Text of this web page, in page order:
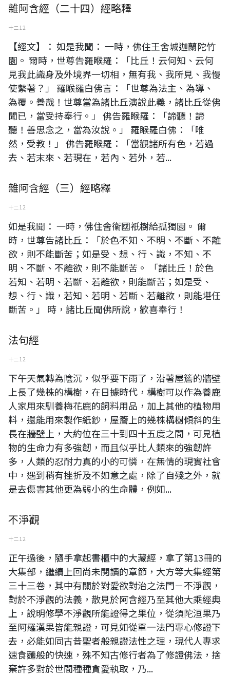
雜阿含經（二十四）經略釋
十二 12
【經文】： 如是我聞： 一時，佛住王舍城迦蘭陀竹
園。 爾時，世尊告羅睺羅：「比丘！云何知、云何
見我此識身及外境界一切相，無有我、我所見、我慢
使繫著？」 羅睺羅白佛言：「世尊為法主、為導、
為覆。善哉！世尊當為諸比丘演說此義，諸比丘從佛
聞已，當受持奉行。」 佛告羅睺羅：「諦聽！諦
聽！善思念之，當為汝說。」 羅睺羅白佛：「唯
然，受教！」 佛告羅睺羅：「當觀諸所有色，若過
去、若末來、若現在，若內、若外，若...
雜阿含經（三）經略釋
十二 12
如是我聞： 一時，佛住舍衞國祇樹給孤獨園。 爾
時，世尊告諸比丘：「於色不知、不明、不斷、不離
欲，則不能斷苦；如是受、想、行、識，不知、不
明、不斷、不離欲，則不能斷苦。 「諸比丘！於色
若知、若明、若斷、若離欲，則能斷苦；如是受、
想、行、識，若知、若明、若斷、若離欲，則能堪任
斷苦。」 時，諸比丘聞佛所說，歡喜奉行！
法句經
十二 12
下午天氣轉為陰沉，似乎要下雨了，沿著屋簷的牆壁
上長了幾株的構樹，在日據時代，構樹可以作為養鹿
人家用來馴養梅花鹿的飼料用品，加上其他的植物用
料，還能用來製作紙鈔，屋簷上的幾株構樹傾斜的生
長在牆壁上，大約位在三十到四十五度之間，可見植
物的生命力有多強韌，而且似乎比人類來的強韌許
多，人類的忍耐力真的小的可憐，在無情的現實社會
中，遇到稍有挫折及不如意之處，除了自殘之外，就
是去傷害其他更為弱小的生命體，例如...
不淨觀
十二 12
正午過後，隨手拿起書櫃中的大藏經，拿了第13冊的
大集部，繼續上回尚未閱讀的章節，大方等大集經第
三十三卷，其中有關於對愛欲對治之法門－不淨觀，
對於不淨觀的法義，散見於阿含經乃至其他大乘經典
上，說明修學不淨觀所能證得之果位，從須陀洹果乃
至阿羅漢果皆能親證，可見如從單一法門專心修證下
去，必能如同古昔聖者般親證法性之理，現代人專求
速食麵般的快速，殊不知古修行者為了修證佛法，捨
棄許多對於世間種種貪愛執取，乃...